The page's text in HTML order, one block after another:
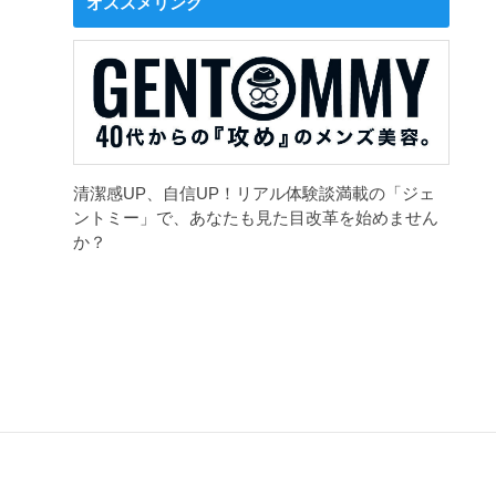
清潔感UP、自信UP！リアル体験談満載の「ジェ
ントミー」で、あなたも見た目改革を始めません
か？